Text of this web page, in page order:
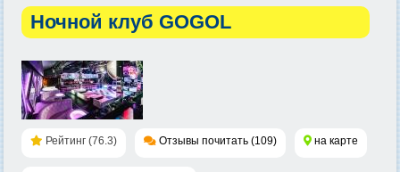
Ночной клуб GOGOL
Рейтинг (76.3) Отзывы почитать (109) на карте